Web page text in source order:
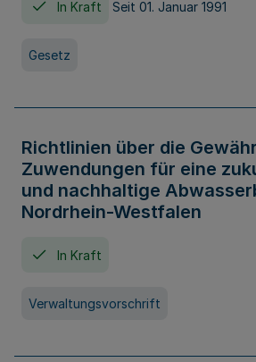
In Kraft Seit 01. Januar 1991
Gesetz
Richtlinien über die
Zuwendungen für eine
und nachhaltige
Nordrhein-Westfalen
In Kraft
Verwaltungsvorschrift